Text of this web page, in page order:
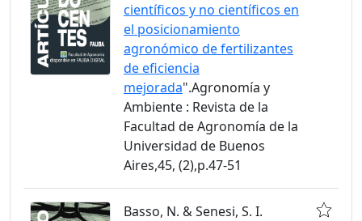
científicos y no científicos en
el posicionamiento
agronómico de fertilizantes
de eficiencia
mejorada".Agronomía y
Ambiente : Revista de la
Facultad de Agronomía de la
Universidad de Buenos
Aires,45, (2),p.47-51
Basso, N. & Senesi, S. I.